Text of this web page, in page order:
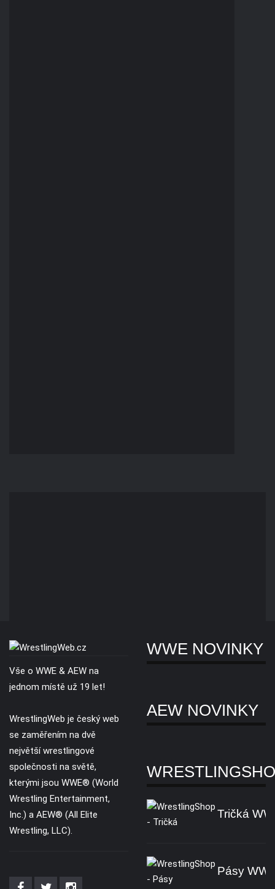
Vše o WWE & AEW na
jednom místě už 19 let!
WrestlingWeb je český web
se zaměřením na dvě
největší wrestlingové
společnosti na světě,
kterými jsou WWE® (World
Wrestling Entertainment,
Inc.) a AEW® (All Elite
Wrestling, LLC).
WWE NOVINKY
AEW NOVINKY
Tričká
Pásy